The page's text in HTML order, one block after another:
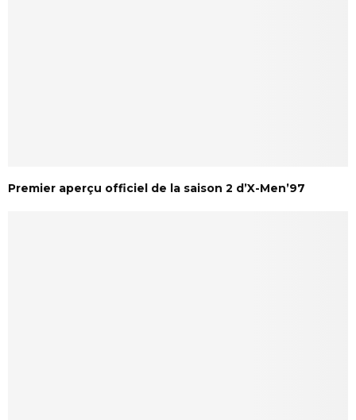
Premier aperçu officiel de la saison 2 d’X-Men’97